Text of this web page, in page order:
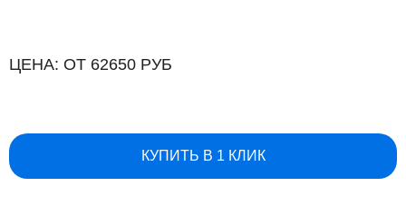
ЦЕНА: ОТ 62650 РУБ
КУПИТЬ В 1 КЛИК